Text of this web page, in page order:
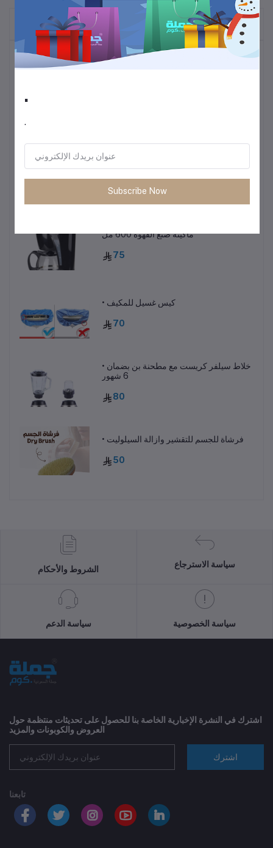
المنتجات التي يتم شراؤها بشكل متكرر
أكثر المنتجات مبيعًا
• طاولة متعددة الاستخدمات خفيفة الوزن
85
ماكينة صنع القهوة 600 مل
75
• كيس غسيل للمكيف
70
• خلاط سيلفر كريست مع مطحنة بن بضمان
6 شهور
80
• فرشاة للجسم للتقشير وازالة السيلوليت
50
الشروط والأحكام
سياسة الاسترجاع
سياسة الدعم سياسة الخصوصية
اشترك في النشرة الإخبارية الخاصة بنا للحصول على تحديثات منتظمة حول
العروض والكوبونات والمزيد
اشترك
تابعنا
.
.
Subscribe Now